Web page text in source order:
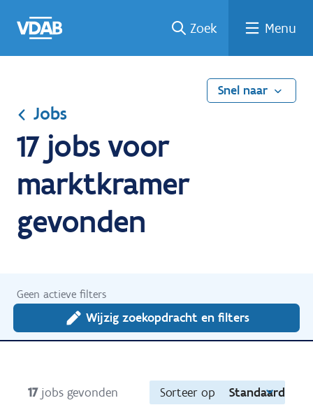
naar
een
een
job
naar
Zoek Menu
Snel naar
Jobs
17 jobs voor
marktkramer
gevonden
Geen actieve filters
Wijzig zoekopdracht en filters
17 jobs gevonden Sorteer op Standaard